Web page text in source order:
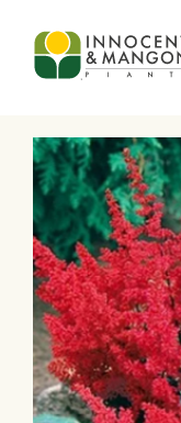
Skip to main content